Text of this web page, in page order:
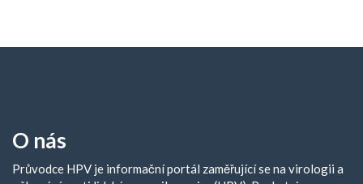
O nás
Průvodce HPV je informační portál zaměřující se na virologii a